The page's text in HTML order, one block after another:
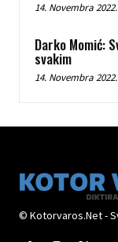
14. Novembra 2022.
Darko Momić:
svakim
14. Novembra 2022.
© Kotorvaros.Net -